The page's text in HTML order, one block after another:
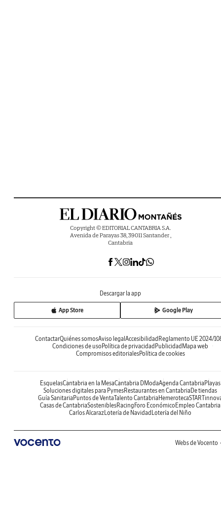
Copyright © EDITORIAL CANTABRIA S.A.
Avenida de Parayas 38, 39011 Santander ,
Cantabria
Descargar la app
App Store Google Play
ContactarQuiénes somosAviso legalAccesibilidadReglamento UE 2024/
Condiciones de usoPolítica de privacidadPublicidadMapa web
Compromisos editorialesPolítica de cookies
EsquelasCantabria en la MesaCantabria DModaAgenda CantabriaPlayas
Soluciones digitales para PymesRestaurantes en CantabriaDe tiendas
Guía SanitariaPuntos de VentaTalento CantabriaHemeroteca
Casas de CantabriaSosteniblesRacingForo EconómicoEmpleo Cantabria
Carlos AlcarazLotería de NavidadLotería del Niño
Webs de Vocento